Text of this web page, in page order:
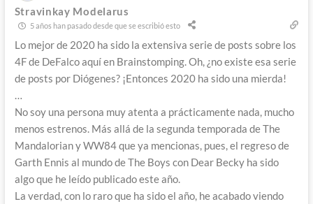
Stravinkay Modelarus
5 años han pasado desde que se escribió esto
Lo mejor de 2020 ha sido la extensiva serie de posts sobre los
4F de DeFalco aquí en Brainstomping. Oh, ¿no existe esa serie
de posts por Diógenes? ¡Entonces 2020 ha sido una mierda!
…
No soy una persona muy atenta a prácticamente nada, mucho
menos estrenos. Más allá de la segunda temporada de The
Mandalorian y WW84 que ya mencionas, pues, el regreso de
Garth Ennis al mundo de The Boys con Dear Becky ha sido
algo que he leído publicado este año.
La verdad, con lo raro que ha sido el año, he acabado viendo